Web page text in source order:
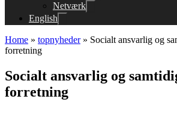
Netværk
English
Home » topnyheder» Socialt ansvarlig og
forretning
Socialt ansvarlig og
forretning